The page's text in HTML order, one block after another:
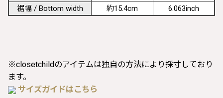
裾幅 / Bottom width
約15.4cm 6.063inch
※closetchildのアイテムは独自の方法により採寸しており
ます。
サイズガイドはこちら